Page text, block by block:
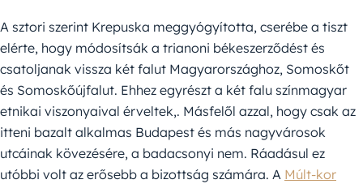
A sztori szerint Krepuska meggyógyította, cserébe a tiszt
elérte, hogy módosítsák a trianoni békeszerződést és
csatoljanak vissza két falut Magyarországhoz, Somoskőt
és Somoskőújfalut. Ehhez egyrészt a két falu színmagyar
etnikai viszonyaival érveltek,. Másfelől azzal, hogy csak az
itteni bazalt alkalmas Budapest és más nagyvárosok
utcáinak kövezésére, a badacsonyi nem. Ráadásul ez
utóbbi volt az erősebb a bizottság számára. A Múlt-kor